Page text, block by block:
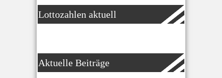
Lottozahlen aktuell
Aktuelle Beiträge